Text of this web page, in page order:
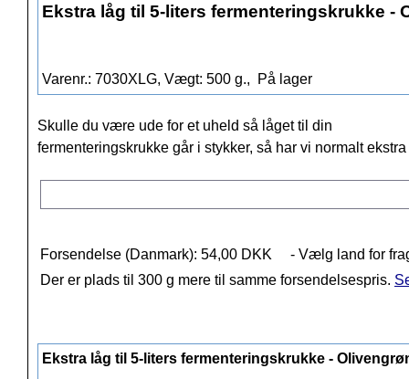
Ekstra låg til 5-liters fermenteringskrukke -
Varenr.: 7030XLG, Vægt: 500 g., På lager
Skulle du være ude for et uheld så låget til din
fermenteringskrukke går i stykker, så har vi normalt
Forsendelse (Danmark): 54,00 DKK
- Vælg land for
Der er plads til 300 g mere til samme forsendelsespris.
Ekstra låg til 5-liters fermenteringskrukke -